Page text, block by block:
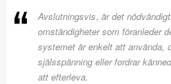
Avslutningsvis, är det
omständigheter som föranleder
systemet är enkelt att använda,
själsspänning eller fordrar
att efterleva.